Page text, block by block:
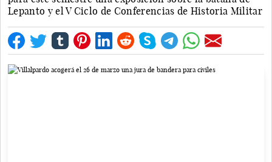
Lepanto y el V Ciclo de Conferencias de Historia Militar